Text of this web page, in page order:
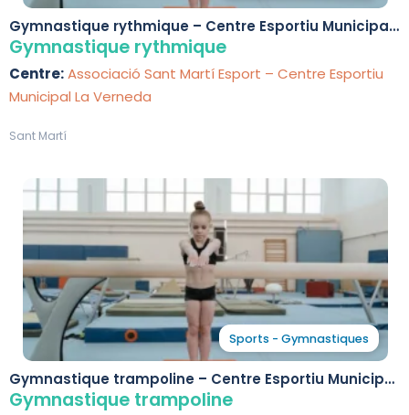
Gymnastique rythmique – Centre Esportiu Municipal
La Verneda
Gymnastique rythmique
Centre:Associació Sant Martí Esport – Centre Esportiu
Municipal La Verneda
Sant Martí
Sports - Gymnastiques
Gymnastique trampoline – Centre Esportiu Municipal
La Verneda
Gymnastique trampoline